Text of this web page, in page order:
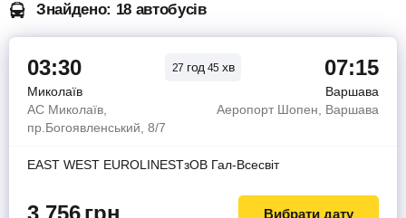
Знайдено: 18 автобусів
03:30 27 год 45 хв 07:15
Миколаїв
Варшава
АС Миколаїв,
пр.Богоявленський, 8/7
Аеропорт Шопен, Варшава
EAST WEST EUROLINESТзОВ Гал-Всесвiт
3 756грн Вибрати дату